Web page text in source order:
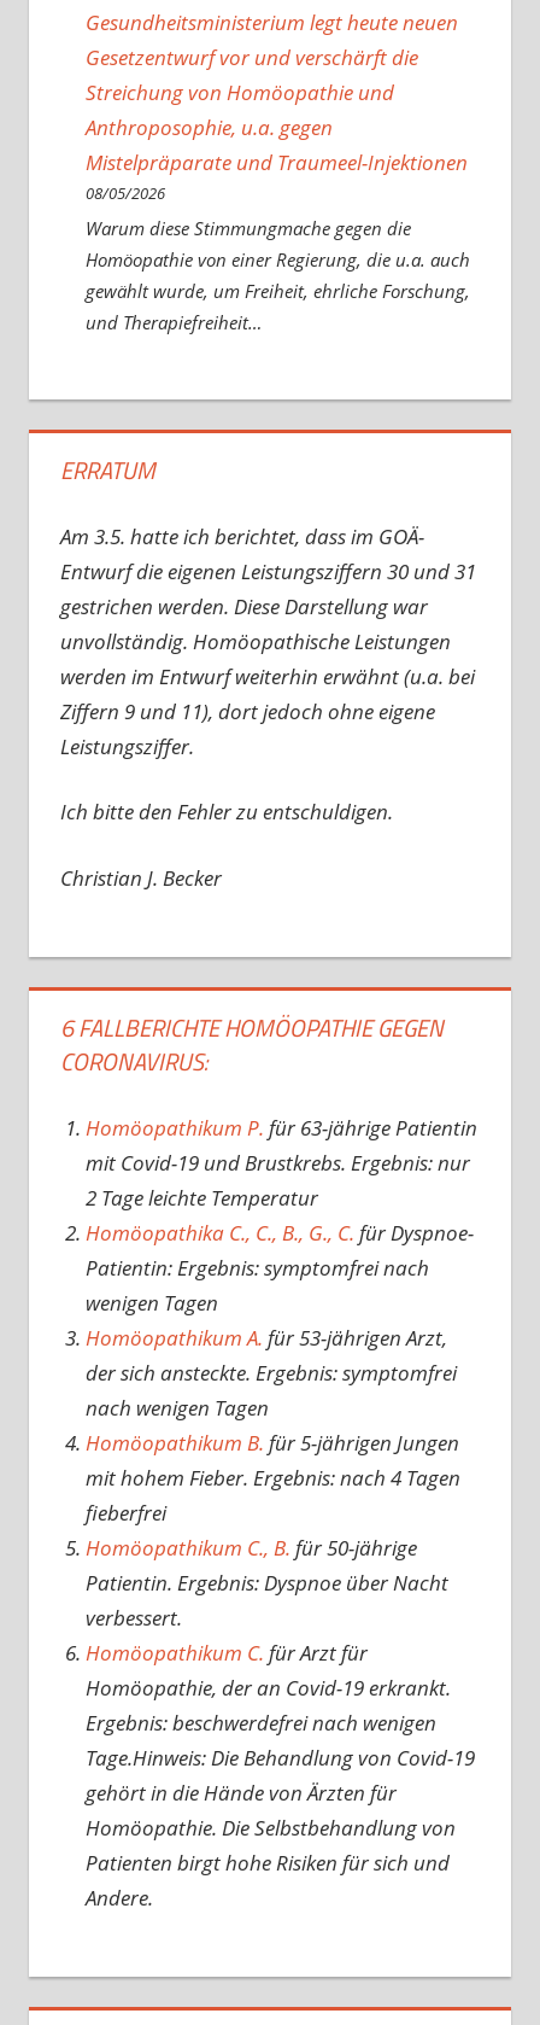
Gesundheitsministerium legt heute neuen
Gesetzentwurf vor und verschärft die
Streichung von Homöopathie und
Anthroposophie, u.a. gegen
Mistelpräparate und Traumeel-Injektionen
08/05/2026
Warum diese Stimmungmache gegen die
Homöopathie von einer Regierung, die u.a. auch
gewählt wurde, um Freiheit, ehrliche Forschung,
und Therapiefreiheit…
ERRATUM
Am 3.5. hatte ich berichtet, dass im GOÄ-
Entwurf die eigenen Leistungsziffern 30 und 31
gestrichen werden. Diese Darstellung war
unvollständig. Homöopathische Leistungen
werden im Entwurf weiterhin erwähnt (u.a. bei
Ziffern 9 und 11), dort jedoch ohne eigene
Leistungsziffer.
Ich bitte den Fehler zu entschuldigen.
Christian J. Becker
6 FALLBERICHTE HOMÖOPATHIE GEGEN
CORONAVIRUS:
Homöopathikum P. für 63-jährige Patientin
mit Covid-19 und Brustkrebs. Ergebnis: nur
2 Tage leichte Temperatur
Homöopathika C., C., B., G., C. für Dyspnoe-
Patientin: Ergebnis: symptomfrei nach
wenigen Tagen
Homöopathikum A. für 53-jährigen Arzt,
der sich ansteckte. Ergebnis: symptomfrei
nach wenigen Tagen
Homöopathikum B. für 5-jährigen Jungen
mit hohem Fieber. Ergebnis: nach 4 Tagen
fieberfrei
Homöopathikum C., B. für 50-jährige
Patientin. Ergebnis: Dyspnoe über Nacht
verbessert.
Homöopathikum C. für Arzt für
Homöopathie, der an Covid-19 erkrankt.
Ergebnis: beschwerdefrei nach wenigen
Tage.Hinweis: Die Behandlung von Covid-19
gehört in die Hände von Ärzten für
Homöopathie. Die Selbstbehandlung von
Patienten birgt hohe Risiken für sich und
Andere.